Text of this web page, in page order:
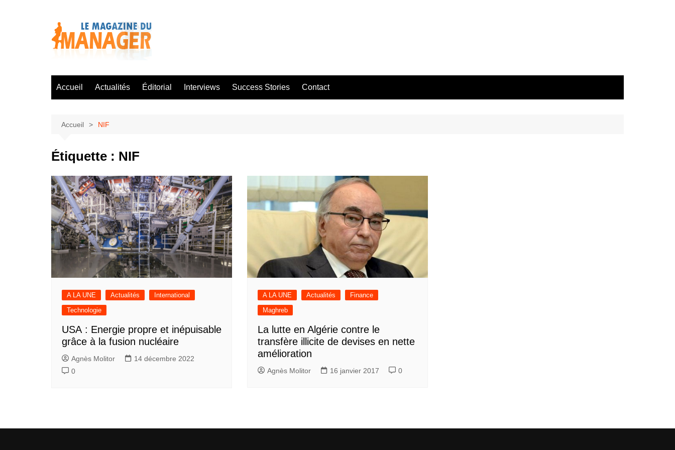
Accueil Actualités Éditorial Interviews Success Stories Contact
Accueil NIF
Étiquette : NIF
A LA UNE Actualités
International
Technologie
USA : Energie propre et inépuisable
grâce à la fusion nucléaire
Agnès Molitor
14 décembre 2022
0
A LA UNE Actualités
Finance
Maghreb
La lutte en Algérie contre le
transfère illicite de devises en nette
amélioration
Agnès Molitor 16 janvier 2017 0